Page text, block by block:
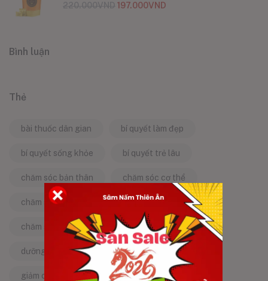
197.000VND
Bình luận
Thẻ
bài thuốc dân gian bí quyết làm đẹp
bí quyết sống khỏe bí quyết trẻ lâu
chăm sóc bản thân chăm sóc cơ thể
chăm sóc da chăm sóc sức khỏe
chăm sóc sức khỏe tự nhiên chống lão hóa
dưỡng da tự nhiên dưỡng sinh
giảm căng thẳng giảm stress